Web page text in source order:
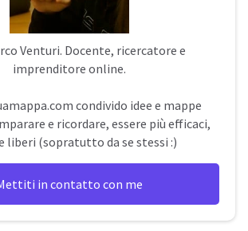
Venturi. Docente, ricercatore e
imprenditore online.
condivido idee e mappe
e ricordare, essere più efficaci,
liberi (sopratutto da se stessi :)
in contatto con me